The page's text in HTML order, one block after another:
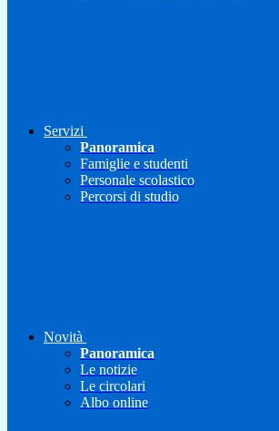
Servizi
Panoramica
Famiglie e studenti
Personale scolastico
Percorsi di studio
Novità
Panoramica
Le notizie
Le circolari
Albo online